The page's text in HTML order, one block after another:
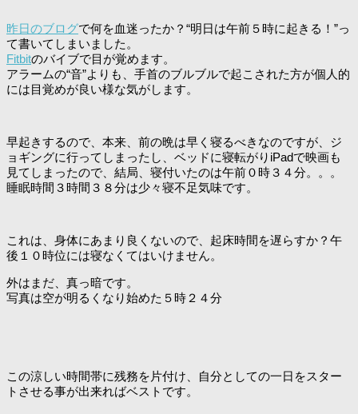
昨日のブログで何を血迷ったか？“明日は午前５時に起きる！”っ
て書いてしまいました。
Fitbitのバイブで目が覚めます。
アラームの“音”よりも、手首のブルブルで起こされた方が個人的
には目覚めが良い様な気がします。
早起きするので、本来、前の晩は早く寝るべきなのですが、ジ
ョギングに行ってしまったし、ベッドに寝転がりiPadで映画も
見てしまったので、結局、寝付いたのは午前０時３４分。。。
睡眠時間３時間３８分は少々寝不足気味です。
これは、身体にあまり良くないので、起床時間を遅らすか？午
後１０時位には寝なくてはいけません。
外はまだ、真っ暗です。
写真は空が明るくなり始めた５時２４分
この涼しい時間帯に残務を片付け、自分としての一日をスター
トさせる事が出来ればベストです。